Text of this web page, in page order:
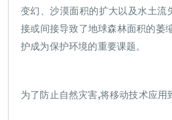
变幻、沙漠面积的扩大以及水土流
接或间接导致了地球森林面积的萎
护成为保护环境的重要课题。
为了防止自然灾害,将移动技术应用